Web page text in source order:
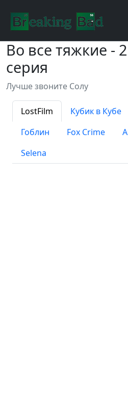
Во все тяжкие -
серия
Лучше звоните Солу
LostFilm Кубик в Кубе
Гоблин
Fox Crime
Selena